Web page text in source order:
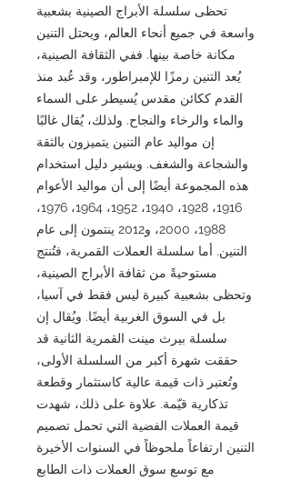
تحظى سلسلة الأبراج الصينية بشعبية
واسعة في جميع أنحاء العالم، ويحتل التنين
مكانة خاصة بينها. ففي الثقافة الصينية،
يُعد التنين رمزًا للإمبراطور، وقد عُبد منذ
القدم ككائن مقدس يُسيطر على السماء
والماء والرخاء والنجاح. ولذلك، يُقال غالبًا
إن مواليد عام التنين يتميزون بالثقة
والشجاعة والشغف. ويشير دليل استخدام
هذه المجموعة أيضًا إلى أن مواليد الأعوام
1916، 1928، 1940، 1952، 1964، 1976،
1988، 2000، و2012 ينتمون إلى عام
التنين. أما سلسلة العملات القمرية، فتُنتج
مستوحيةً من ثقافة الأبراج الصينية،
وتحظى بشعبية كبيرة ليس فقط في آسيا،
بل في السوق الغربية أيضًا. ويُقال إن
سلسلة بيرث مينت القمرية الثانية قد
حققت شهرة أكبر من السلسلة الأولى،
وتُعتبر ذات قيمة عالية كاستثمار وقطعة
تذكارية قيّمة. علاوة على ذلك، شهدت
قيمة العملات الفضية التي تحمل تصميم
التنين ارتفاعاً ملحوظاً في السنوات الأخيرة
مع توسع سوق العملات ذات الطابع